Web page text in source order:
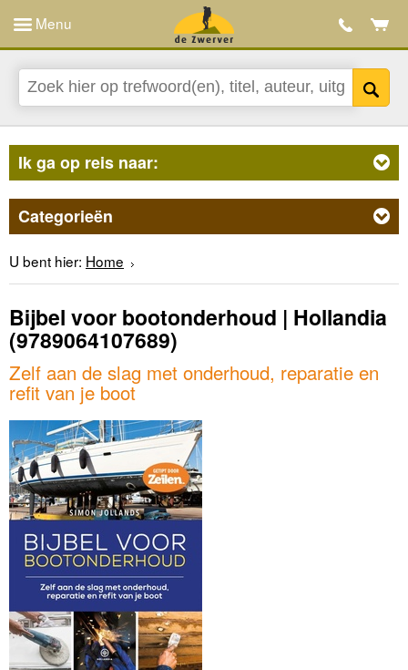
Menu
Ik ga op reis naar:
Categorieën
U bent hier: Home
Bijbel voor bootonderhoud | Hollandia
(9789064107689)
Zelf aan de slag met onderhoud, reparatie en
refit van je boot